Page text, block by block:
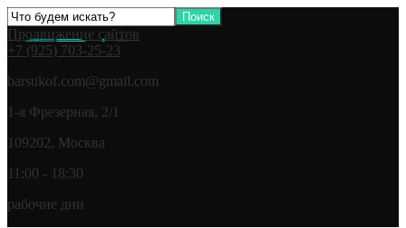
Продвижение сайтов
+7 (925) 703-25-23
barsukof.com@gmail.com
1-я Фрезерная, 2/1
109202, Москва
11:00 - 18:30
рабочие дни